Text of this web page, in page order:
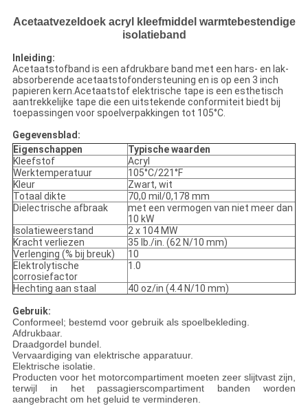
Acetaatvezeldoek acryl kleefmiddel warmtebestendige
isolatieband
Inleiding:
Acetaatstofband is een afdrukbare band met een hars- en lak-
absorberende acetaatstofondersteuning en is op een 3 inch
papieren kern.Acetaatstof elektrische tape is een esthetisch
aantrekkelijke tape die een uitstekende conformiteit biedt bij
toepassingen voor spoelverpakkingen tot 105°C.
Gegevensblad:
Eigenschappen
Typische waarden
Kleefstof
Acryl
Werktemperatuur
105°C/221°F
Kleur
Zwart, wit
Totaal dikte
70,0 mil/0,178 mm
Dielectrische afbraak
met een vermogen van niet meer dan
10 kW
Isolatieweerstand
2 x 104 MW
Kracht verliezen
35 lb./in. (62 N/10 mm)
Verlenging (% bij breuk)
10
Elektrolytische
corrosiefactor
1.0
Hechting aan staal 40 oz/in (4.4 N/10 mm)
Gebruik:
Conformeel; bestemd voor gebruik als spoelbekleding.
Afdrukbaar.
Draadgordel bundel.
Vervaardiging van elektrische apparatuur.
Elektrische isolatie.
Producten voor het motorcompartiment moeten zeer slijtvast zijn,
terwijl in het passagierscompartiment banden worden
aangebracht om het geluid te verminderen.